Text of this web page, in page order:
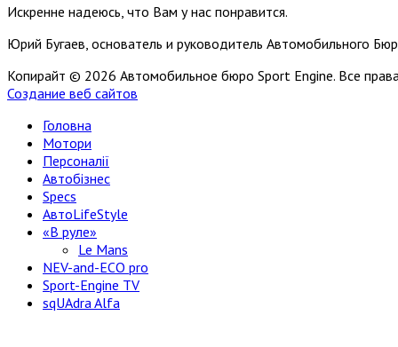
Искренне надеюсь, что Вам у нас понравится.
Юрий Бугаев, основатель и руководитель Автомобильного
Копирайт © 2026 Автомобильное бюро Sport Engine. Все
Создание веб сайтов
Головна
Мотори
Персоналії
Автобізнес
Specs
АвтоLifeStyle
«В руле»
Le Mans
NEV-and-ECO pro
Sport-Engine TV
sqUAdra Alfa